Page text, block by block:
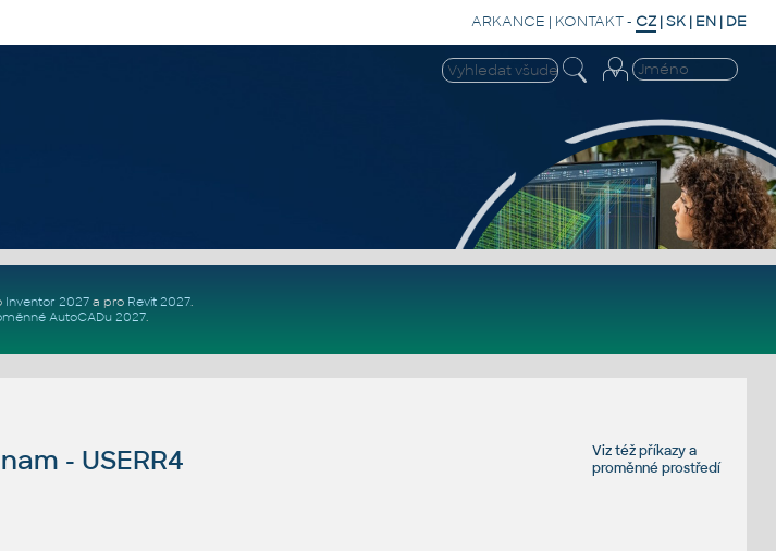
ARKANCE | KONTAKT- CZ |SK | EN | DE
Inventor 2027a pro Revit 2027.
AutoCADu 2027.
Viz téžpříkazya
proměnné prostředí
- USERR4